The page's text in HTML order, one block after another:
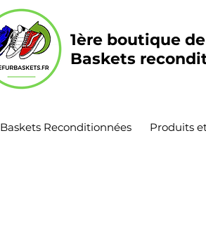
1ère boutique de
Baskets
Baskets Reconditionnées Produits